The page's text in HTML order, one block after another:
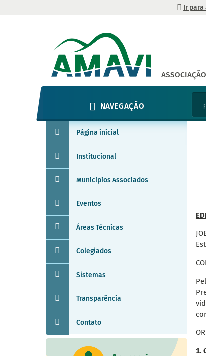
Ir para
NAVEGAÇÃO
1.
Página inicial
Institucional
Municípios Associados
Eventos
Áreas Técnicas
Colegiados
Sistemas
Transparência
Contato